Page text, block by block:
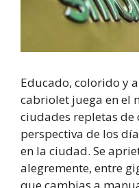
Educado, colorido y
cabriolet juega en el
ciudades repletas de
perspectiva de los
en la ciudad. Se
alegremente, entre
que cambias a